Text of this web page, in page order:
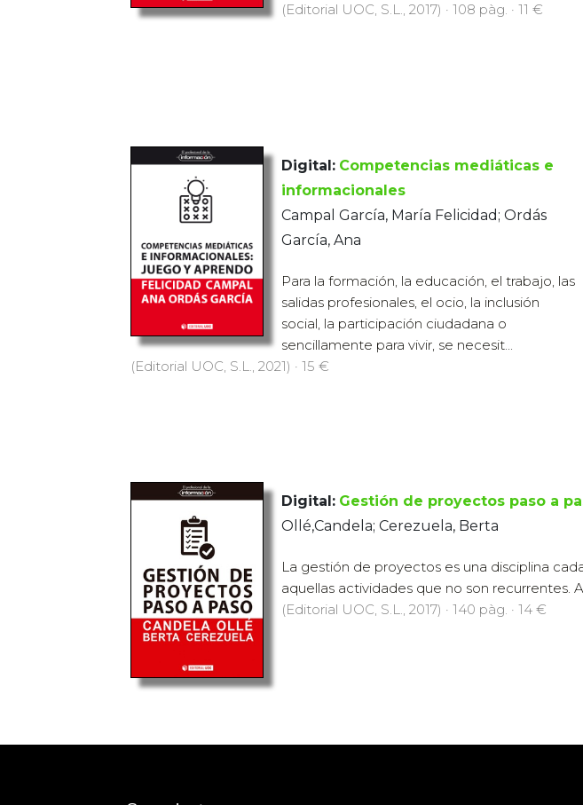
(Editorial UOC, S.L., 2017) · 108 pàg. · 11 €
Digital: Competencias mediáticas e
informacionales
Campal García, María Felicidad; Ordás
García, Ana
Para la formación, la educación, el trabajo, las
salidas profesionales, el ocio, la inclusión
social, la participación ciudadana o
sencillamente para vivir, se necesit...
(Editorial UOC, S.L., 2021) · 15 €
Digital: Gestión de proyectos paso a
Ollé,Candela; Cerezuela, Berta
La gestión de proyectos es una disciplina
aquellas actividades que no son recurrentes.
(Editorial UOC, S.L., 2017) · 140 pàg. · 14 €